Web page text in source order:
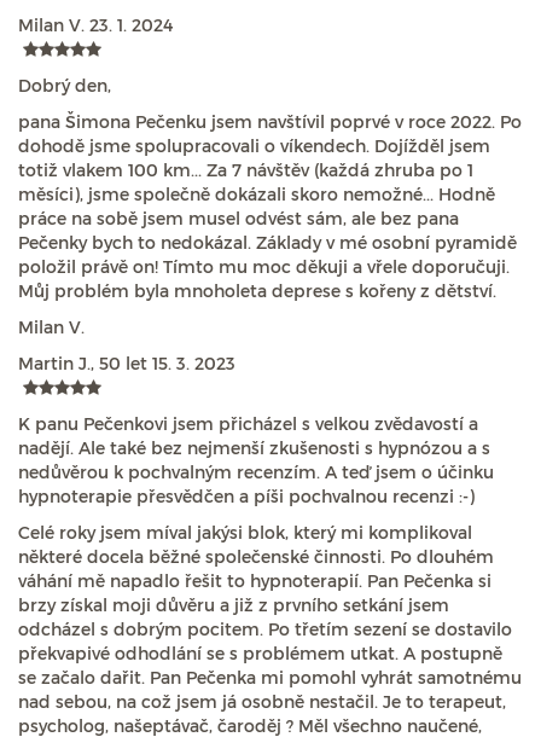
Milan V. 23. 1. 2024
Dobrý den,
pana Šimona Pečenku jsem navštívil poprvé v roce 2022. Po
dohodě jsme spolupracovali o víkendech. Dojížděl jsem
totiž vlakem 100 km... Za 7 návštěv (každá zhruba po 1
měsíci), jsme společně dokázali skoro nemožné... Hodně
práce na sobě jsem musel odvést sám, ale bez pana
Pečenky bych to nedokázal. Základy v mé osobní pyramidě
položil právě on! Tímto mu moc děkuji a vřele doporučuji.
Můj problém byla mnoholeta deprese s kořeny z dětství.
Milan V.
Martin J., 50 let 15. 3. 2023
K panu Pečenkovi jsem přicházel s velkou zvědavostí a
nadějí. Ale také bez nejmenší zkušenosti s hypnózou a s
nedůvěrou k pochvalným recenzím. A teď jsem o účinku
hypnoterapie přesvědčen a píši pochvalnou recenzi :-)
Celé roky jsem míval jakýsi blok, který mi komplikoval
některé docela běžné společenské činnosti. Po dlouhém
váhání mě napadlo řešit to hypnoterapií. Pan Pečenka si
brzy získal moji důvěru a již z prvního setkání jsem
odcházel s dobrým pocitem. Po třetím sezení se dostavilo
překvapivé odhodlání se s problémem utkat. A postupně
se začalo dařit. Pan Pečenka mi pomohl vyhrát samotnému
nad sebou, na což jsem já osobně nestačil. Je to terapeut,
psycholog, našeptávač, čaroděj ? Měl všechno naučené,